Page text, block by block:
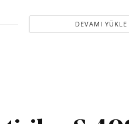
DEVAMI YÜKLE